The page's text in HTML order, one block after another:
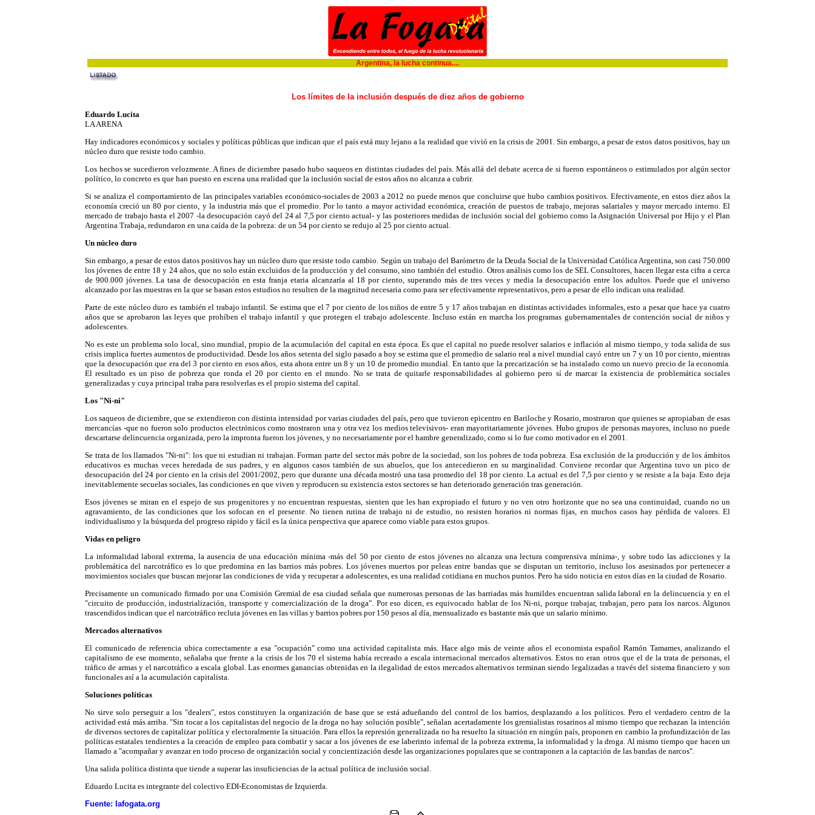
Argentina, la lucha continua....
Los límites de la inclusión después de diez años de gobierno
Eduardo Lucita
LA ARENA
Hay indicadores económicos y sociales y políticas públicas que indican que el país está muy lejano a la realidad que vivió en la crisis de 2001. Sin embargo, a pesar de estos datos positivos, hay un
núcleo duro que resiste todo cambio.
Los hechos se sucedieron velozmente. A fines de diciembre pasado hubo saqueos en distintas ciudades del país. Más allá del debate acerca de si fueron espontáneos o estimulados por algún sector
político, lo concreto es que han puesto en escena una realidad que la inclusión social de estos años no alcanza a cubrir.
Si se analiza el comportamiento de las principales variables económico-sociales de 2003 a 2012 no puede menos que concluirse que hubo cambios positivos. Efectivamente, en estos diez años la
economía creció un 80 por ciento, y la industria más que el promedio. Por lo tanto a mayor actividad económica, creación de puestos de trabajo, mejoras salariales y mayor mercado interno. El
mercado de trabajo hasta el 2007 -la desocupación cayó del 24 al 7,5 por ciento actual- y las posteriores medidas de inclusión social del gobierno como la Asignación Universal por Hijo y el Plan
Argentina Trabaja, redundaron en una caída de la pobreza: de un 54 por ciento se redujo al 25 por ciento actual.
Un núcleo duro
Sin embargo, a pesar de estos datos positivos hay un núcleo duro que resiste todo cambio. Según un trabajo del Barómetro de la Deuda Social de la Universidad Católica Argentina, son casi 750.000
los jóvenes de entre 18 y 24 años, que no solo están excluidos de la producción y del consumo, sino también del estudio. Otros análisis como los de SEL Consultores, hacen llegar esta cifra a cerca
de 900.000 jóvenes. La tasa de desocupación en esta franja etaria alcanzaría al 18 por ciento, superando más de tres veces y media la desocupación entre los adultos. Puede que el universo
alcanzado por las muestras en la que se basan estos estudios no resulten de la magnitud necesaria como para ser efectivamente representativos, pero a pesar de ello indican una realidad.
Parte de este núcleo duro es también el trabajo infantil. Se estima que el 7 por ciento de los niños de entre 5 y 17 años trabajan en distintas actividades informales, esto a pesar que hace ya cuatro
años que se aprobaron las leyes que prohíben el trabajo infantil y que protegen el trabajo adolescente. Incluso están en marcha los programas gubernamentales de contención social de niños y
adolescentes.
No es este un problema solo local, sino mundial, propio de la acumulación del capital en esta época. Es que el capital no puede resolver salarios e inflación al mismo tiempo, y toda salida de sus
crisis implica fuertes aumentos de productividad. Desde los años setenta del siglo pasado a hoy se estima que el promedio de salario real a nivel mundial cayó entre un 7 y un 10 por ciento, mientras
que la desocupación que era del 3 por ciento en esos años, esta ahora entre un 8 y un 10 de promedio mundial. En tanto que la precarización se ha instalado como un nuevo precio de la economía.
El resultado es un piso de pobreza que ronda el 20 por ciento en el mundo. No se trata de quitarle responsabilidades al gobierno pero sí de marcar la existencia de problemática sociales
generalizadas y cuya principal traba para resolverlas es el propio sistema del capital.
Los "Ni-ni"
Los saqueos de diciembre, que se extendieron con distinta intensidad por varias ciudades del país, pero que tuvieron epicentro en Bariloche y Rosario, mostraron que quienes se apropiaban de esas
mercancías -que no fueron solo productos electrónicos como mostraron una y otra vez los medios televisivos- eran mayoritariamente jóvenes. Hubo grupos de personas mayores, incluso no puede
descartarse delincuencia organizada, pero la impronta fueron los jóvenes, y no necesariamente por el hambre generalizado, como si lo fue como motivador en el 2001.
Se trata de los llamados "Ni-ni": los que ni estudian ni trabajan. Forman parte del sector más pobre de la sociedad, son los pobres de toda pobreza. Esa exclusión de la producción y de los ámbitos
educativos es muchas veces heredada de sus padres, y en algunos casos también de sus abuelos, que los antecedieron en su marginalidad. Conviene recordar que Argentina tuvo un pico de
desocupación del 24 por ciento en la crisis del 2001/2002, pero que durante una década mostró una tasa promedio del 18 por ciento. La actual es del 7,5 por ciento y se resiste a la baja. Esto deja
inevitablemente secuelas sociales, las condiciones en que viven y reproducen su existencia estos sectores se han deteriorado generación tras generación.
Esos jóvenes se miran en el espejo de sus progenitores y no encuentran respuestas, sienten que les han expropiado el futuro y no ven otro horizonte que no sea una continuidad, cuando no un
agravamiento, de las condiciones que los sofocan en el presente. No tienen rutina de trabajo ni de estudio, no resisten horarios ni normas fijas, en muchos casos hay pérdida de valores. El
individualismo y la búsqueda del progreso rápido y fácil es la única perspectiva que aparece como viable para estos grupos.
Vidas en peligro
La informalidad laboral extrema, la ausencia de una educación mínima -más del 50 por ciento de estos jóvenes no alcanza una lectura comprensiva mínima-, y sobre todo las adicciones y la
problemática del narcotráfico es lo que predomina en las barrios más pobres. Los jóvenes muertos por peleas entre bandas que se disputan un territorio, incluso los asesinados por pertenecer a
movimientos sociales que buscan mejorar las condiciones de vida y recuperar a adolescentes, es una realidad cotidiana en muchos puntos. Pero ha sido noticia en estos días en la ciudad de Rosario.
Precisamente un comunicado firmado por una Comisión Gremial de esa ciudad señala que numerosas personas de las barriadas más humildes encuentran salida laboral en la delincuencia y en el
"circuito de producción, industrialización, transporte y comercialización de la droga". Por eso dicen, es equivocado hablar de los Ni-ni, porque trabajar, trabajan, pero para los narcos. Algunos
trascendidos indican que el narcotráfico recluta jóvenes en las villas y barrios pobres por 150 pesos al día, mensualizado es bastante más que un salario mínimo.
Mercados alternativos
El comunicado de referencia ubica correctamente a esa "ocupación" como una actividad capitalista más. Hace algo más de veinte años el economista español Ramón Tamames, analizando el
capitalismo de ese momento, señalaba que frente a la crisis de los 70 el sistema había recreado a escala internacional mercados alternativos. Estos no eran otros que el de la trata de personas, el
tráfico de armas y el narcotráfico a escala global. Las enormes ganancias obtenidas en la ilegalidad de estos mercados alternativos terminan siendo legalizadas a través del sistema financiero y son
funcionales así a la acumulación capitalista.
Soluciones políticas
No sirve solo perseguir a los "dealers", estos constituyen la organización de base que se está adueñando del control de los barrios, desplazando a los políticos. Pero el verdadero centro de la
actividad está más arriba. "Sin tocar a los capitalistas del negocio de la droga no hay solución posible", señalan acertadamente los gremialistas rosarinos al mismo tiempo que rechazan la intención
de diversos sectores de capitalizar política y electoralmente la situación. Para ellos la represión generalizada no ha resuelto la situación en ningún país, proponen en cambio la profundización de las
políticas estatales tendientes a la creación de empleo para combatir y sacar a los jóvenes de ese laberinto infernal de la pobreza extrema, la informalidad y la droga. Al mismo tiempo que hacen un
llamado a "acompañar y avanzar en todo proceso de organización social y concientización desde las organizaciones populares que se contraponen a la captación de las bandas de narcos".
Una salida política distinta que tiende a superar las insuficiencias de la actual política de inclusión social.
Eduardo Lucita es integrante del colectivo EDI-Economistas de Izquierda.
Fuente: lafogata.org